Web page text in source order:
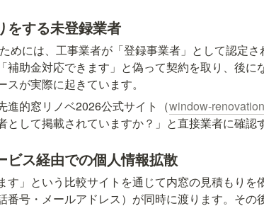
する未登録業者
めには、工事業者が「登録事業者」として認定さ
補助金対応できます」と偽って契約を取り、後に
が実際に起きています。
進的窓リノベ2026公式サイト（window-
して掲載されていますか？」と直接業者に確認
ス経由での個人情報拡散
す」という比較サイトを通じて内窓の見積もりを
番号・メールアドレス）が同時に渡ります。その